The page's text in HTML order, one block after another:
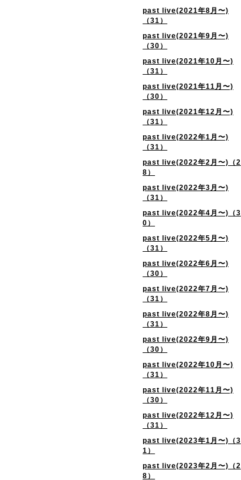
past live(2021年8月〜)
（31）
past live(2021年9月〜)
（30）
past live(2021年10月〜)
（31）
past live(2021年11月〜)
（30）
past live(2021年12月〜)
（31）
past live(2022年1月〜)
（31）
past live(2022年2月〜)（2
8）
past live(2022年3月〜)
（31）
past live(2022年4月〜)（3
0）
past live(2022年5月〜)
（31）
past live(2022年6月〜)
（30）
past live(2022年7月〜)
（31）
past live(2022年8月〜)
（31）
past live(2022年9月〜)
（30）
past live(2022年10月〜)
（31）
past live(2022年11月〜)
（30）
past live(2022年12月〜)
（31）
past live(2023年1月〜)（3
1）
past live(2023年2月〜)（2
8）